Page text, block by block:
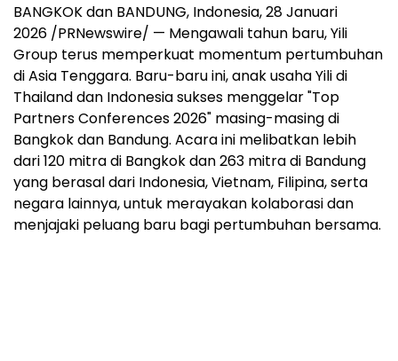
BANGKOK dan BANDUNG, Indonesia, 28 Januari
2026 /PRNewswire/ — Mengawali tahun baru, Yili
Group terus memperkuat momentum pertumbuhan
di Asia Tenggara. Baru-baru ini, anak usaha Yili di
Thailand dan Indonesia sukses menggelar "Top
Partners Conferences 2026" masing-masing di
Bangkok dan Bandung. Acara ini melibatkan lebih
dari 120 mitra di Bangkok dan 263 mitra di Bandung
yang berasal dari Indonesia, Vietnam, Filipina, serta
negara lainnya, untuk merayakan kolaborasi dan
menjajaki peluang baru bagi pertumbuhan bersama.